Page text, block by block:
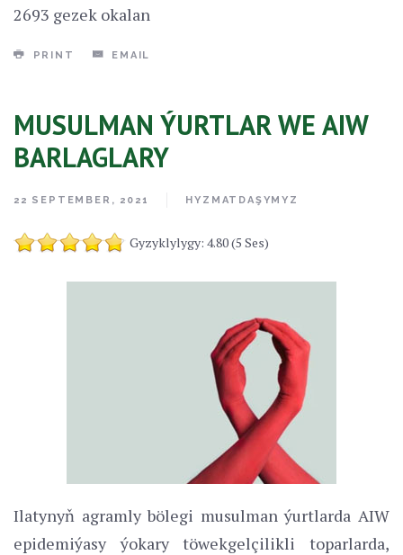
2693 gezek okalan
PRINT EMAIL
MUSULMAN ÝURTLAR WE AIW
BARLAGLARY
22 SEPTEMBER, 2021 HYZMATDAŞYMYZ
Gyzyklylygy: 4.80 (5 Ses)
Ilatynyň agramly bölegi musulman ýurtlarda AIW
epidemiýasy ýokary töwekgelçilikli toparlarda,